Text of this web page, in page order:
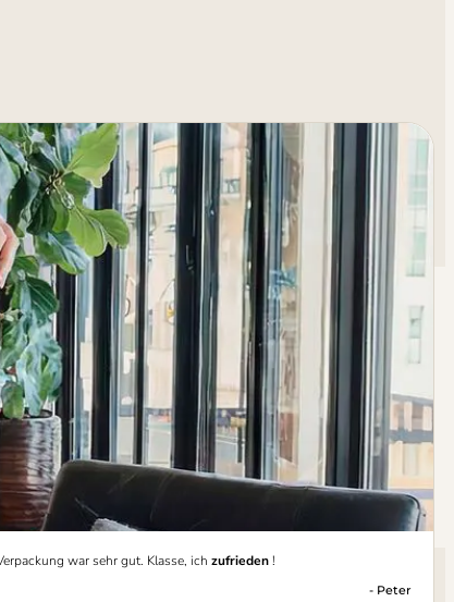
war sehr gut. Klasse, ich zufrieden!
- Peter